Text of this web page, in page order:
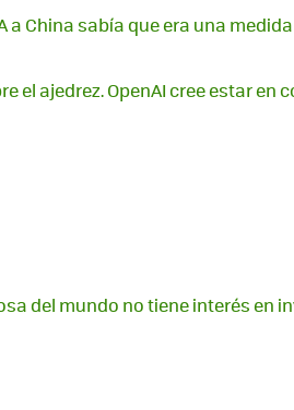
a China sabía que era una
el ajedrez. OpenAI cree estar en
del mundo no tiene interés en